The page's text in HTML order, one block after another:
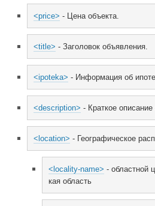
<price> - Цена объекта.
<title> - Заголовок объявления.
<ipoteka> - Информация об
<description> - Краткое описание
<location> - Географическое
<locality-name> - областной
кая область